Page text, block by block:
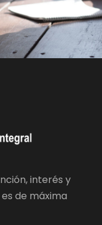
interés y
de máxima